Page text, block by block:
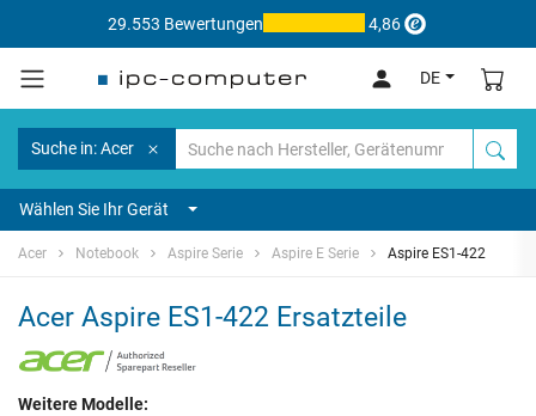
29.553 Bewertungen 4,86
DE
Suche in: Acer
Wählen Sie Ihr Gerät
Acer Notebook Aspire Serie Aspire E Serie Aspire ES1-422
Acer Aspire ES1-422 Ersatzteile
Weitere Modelle: